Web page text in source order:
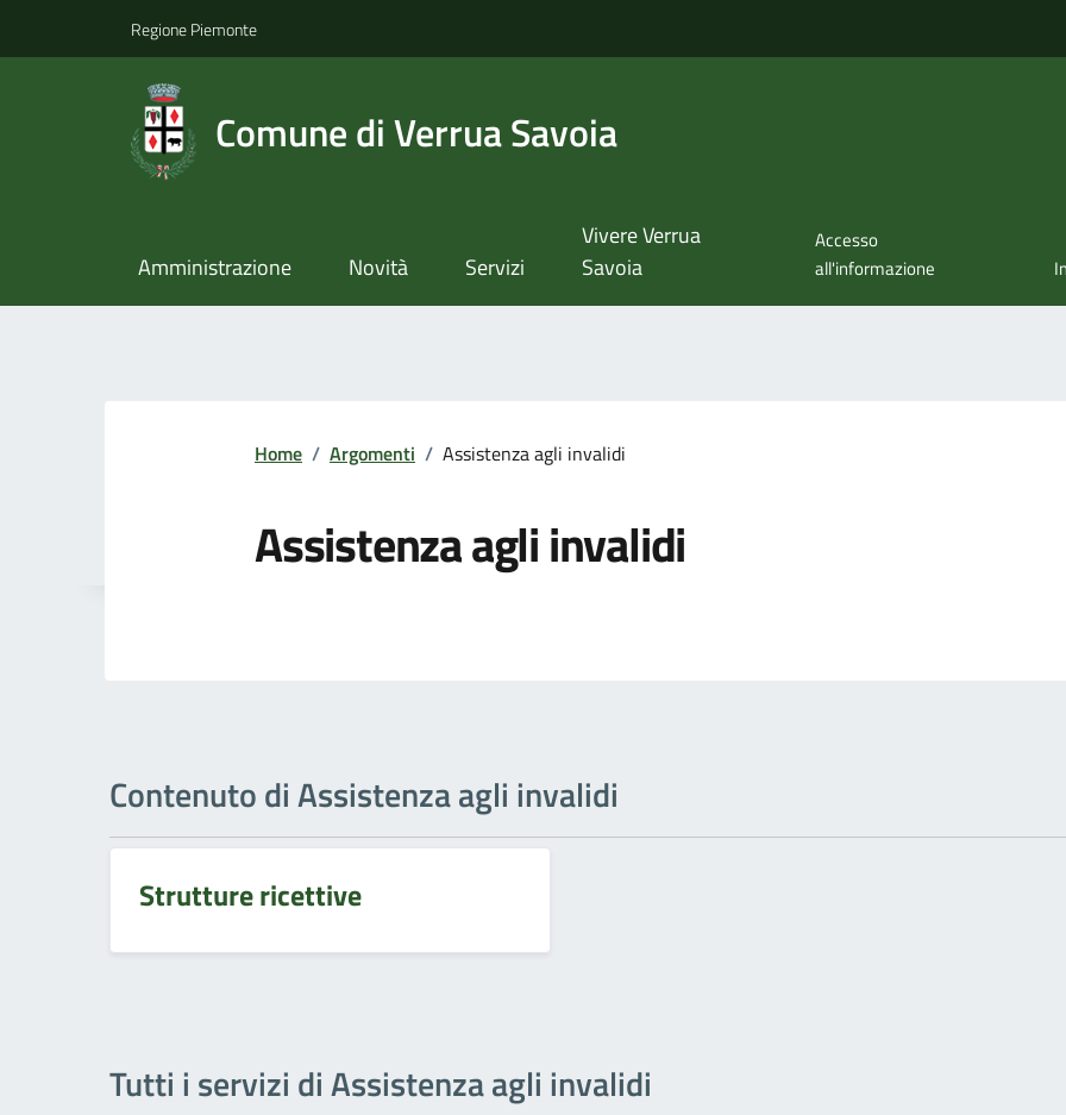
Regione Piemonte
Comune di Verrua Savoia
Amministrazione Novità Servizi
Vivere Verrua
Savoia
Accesso
all'informazione
Home / Argomenti / Assistenza agli invalidi
Assistenza agli invalidi
Contenuto di Assistenza agli invalidi
Strutture ricettive
Tutti i servizi di Assistenza agli invalidi